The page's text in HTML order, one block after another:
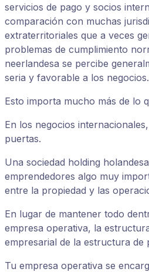
servicios de pago y socios
comparación con muchas
extraterritoriales que a veces
problemas de cumplimiento
neerlandesa se percibe
seria y favorable a los negocios.
Esto importa mucho más de lo
En los negocios
puertas.
Una sociedad holding
emprendedores algo muy
entre la propiedad y las
En lugar de mantener todo
empresa operativa, la
empresarial de la estructura de
Tu empresa operativa se